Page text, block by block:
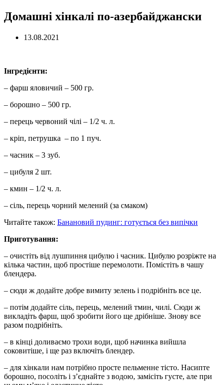
Домашні хінкалі по-азербайджански
13.08.2021
Інгредієнти:
– фарш яловичий – 500 гр.
– борошно – 500 гр.
– перець червоний чілі – 1/2 ч. л.
– кріп, петрушка – по 1 пуч.
– часник – 3 зуб.
– цибуля 2 шт.
– кмин – 1/2 ч. л.
– сіль, перець чорний мелений (за смаком)
Читайте також: Банановий пудинг: готується без випічки
Приготування:
– очистіть від лушпиння цибулю і часник. Цибулю розріжте на
кілька частин, щоб простіше перемолоти. Помістіть в чашу
блендера.
– сюди ж додайте добре вимиту зелень і подрібніть все це.
– потім додайте сіль, перець, мелений тмин, чилі. Сюди ж
викладіть фарш, щоб зробити його ще дрібніше. Знову все
разом подрібніть.
– в кінці доливаємо трохи води, щоб начинка вийшла
соковитіше, і ще раз включіть блендер.
– для хінкали нам потрібно просте пельменне тісто. Насипте
борошно, посоліть і з’єднайте з водою, замісіть густе, але при